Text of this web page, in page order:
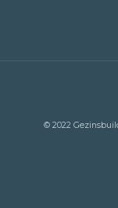
© 2022